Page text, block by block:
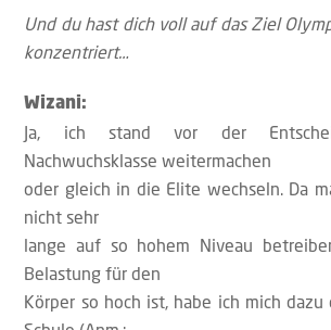
Und du hast dich voll auf das Ziel
konzentriert…
Wizani:
Ja, ich stand vor der
Nachwuchsklasse weitermachen
oder gleich in die Elite wechseln. Da
nicht sehr
lange auf so hohem Niveau
Belastung für den
Körper so hoch ist, habe ich mich dazu